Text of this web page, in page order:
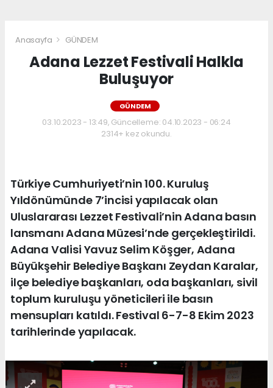
Anasayfa GÜNDEM
Adana Lezzet Festivali Halkla
Buluşuyor
GÜNDEM
03.10.2023 - 13:49, Güncelleme: 04.10.2023 - 06:24
2314+ kez okundu.
Türkiye Cumhuriyeti’nin 100. Kuruluş
Yıldönümünde 7’incisi yapılacak olan
Uluslararası Lezzet Festivali’nin Adana basın
lansmanı Adana Müzesi’nde gerçekleştirildi.
Adana Valisi Yavuz Selim Köşger, Adana
Büyükşehir Belediye Başkanı Zeydan Karalar,
ilçe belediye başkanları, oda başkanları, sivil
toplum kuruluşu yöneticileri ile basın
mensupları katıldı. Festival 6-7-8 Ekim 2023
tarihlerinde yapılacak.